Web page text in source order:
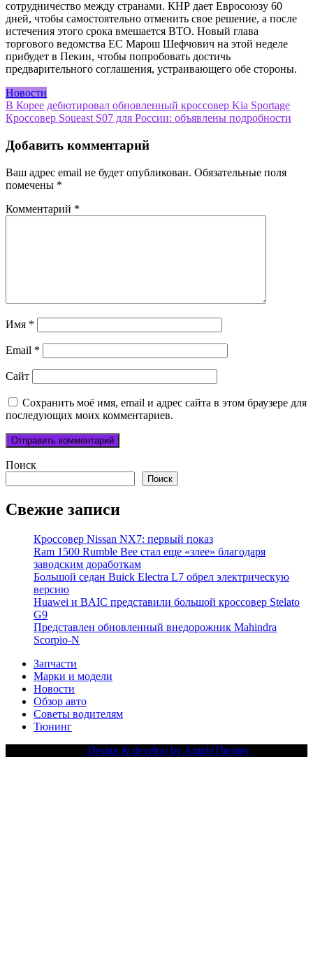
сотрудничество между странами. КНР дает Евросоюзу 60
дней, чтобы самостоятельно отменить свое решение, а после
истечения этого срока вмешается ВТО. Новый глава
торгового ведомства ЕС Марош Шефчович на этой неделе
прибудет в Пекин, чтобы попробовать достичь
предварительного соглашения, устраивающего обе стороны.
Новости
Навигация
по
записям
В Корее дебютировал обновленный кроссовер Kia Sportage
Кроссовер Soueast S07 для России: объявлены подробности
Добавить комментарий
Ваш адрес email не будет опубликован. Обязательные поля
помечены *
Комментарий *
Имя *
Email *
Сайт
Сохранить моё имя, email и адрес сайта в этом браузере для
последующих моих комментариев.
Поиск
Поиск
Свежие записи
Кроссовер Nissan NX7: первый показ
Ram 1500 Rumble Bee стал еще «злее» благодаря
заводским доработкам
Большой седан Buick Electra L7 обрел электрическую
версию
Huawei и BAIC представили большой кроссовер Stelato
G9
Представлен обновленный внедорожник Mahindra
Scorpio-N
Запчасти
Марки и модели
Новости
Обзор авто
Советы водителям
Тюнинг
Design & develop by AmpleThemes